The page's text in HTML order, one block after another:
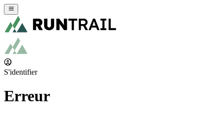
S'identifier
Erreur